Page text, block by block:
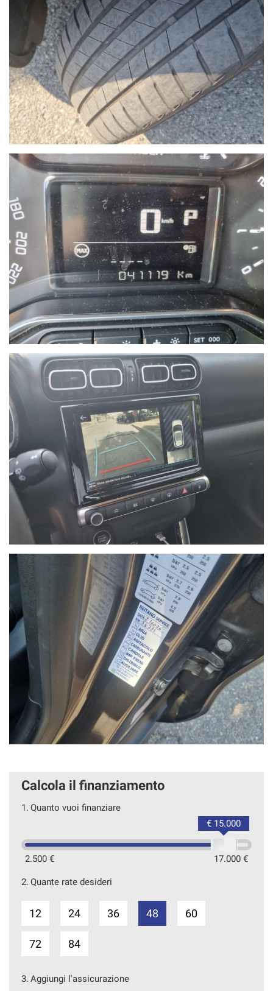
Calcola il finanziamento
1. Quanto vuoi finanziare
2.500 € 17.000 €
€ 15.000
2. Quante rate desideri
12 24 36 48 60
72 84
3. Aggiungi l'assicurazione